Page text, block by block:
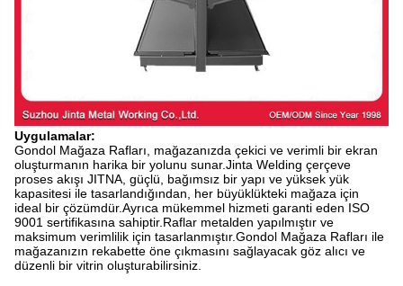
Uygulamalar:
Gondol Mağaza Rafları, mağazanızda çekici ve verimli bir ekran
oluşturmanın harika bir yolunu sunar.Jinta Welding çerçeve
proses akışı JITNA, güçlü, bağımsız bir yapı ve yüksek yük
kapasitesi ile tasarlandığından, her büyüklükteki mağaza için
ideal bir çözümdür.Ayrıca mükemmel hizmeti garanti eden ISO
9001 sertifikasına sahiptir.Raflar metalden yapılmıştır ve
maksimum verimlilik için tasarlanmıştır.Gondol Mağaza Rafları ile
mağazanızın rekabette öne çıkmasını sağlayacak göz alıcı ve
düzenli bir vitrin oluşturabilirsiniz.